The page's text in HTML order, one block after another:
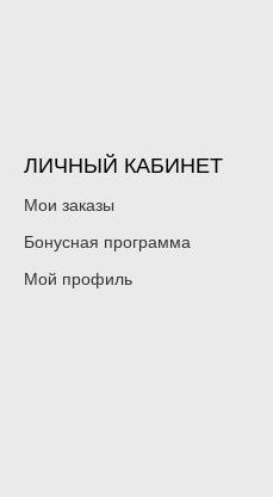
ЛИЧНЫЙ КАБИНЕТ
Мои заказы
Бонусная программа
Мой профиль